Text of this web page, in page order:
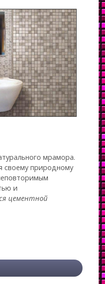
мрамора.
своему природному
и
цементной